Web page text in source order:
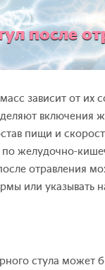
после
зависит от их
включения
пищи и
желудочно-
отравления
или указывать
стула может